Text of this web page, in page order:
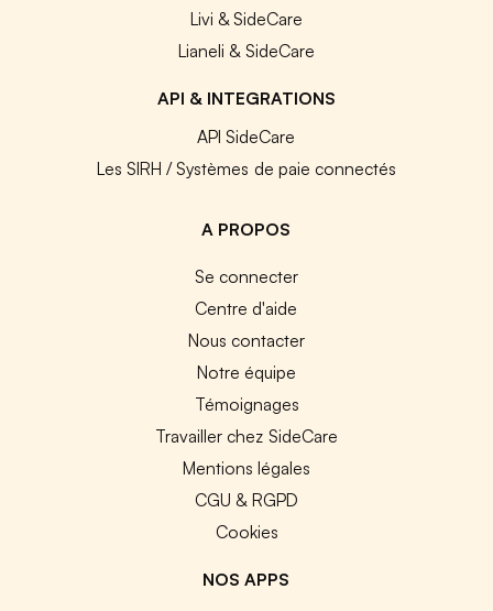
Livi & SideCare
Lianeli & SideCare
API & INTEGRATIONS
API SideCare
Les SIRH / Systèmes de paie connectés
A PROPOS
Se connecter
Centre d'aide
Nous contacter
Notre équipe
Témoignages
Travailler chez SideCare
Mentions légales
CGU & RGPD
Cookies
NOS APPS